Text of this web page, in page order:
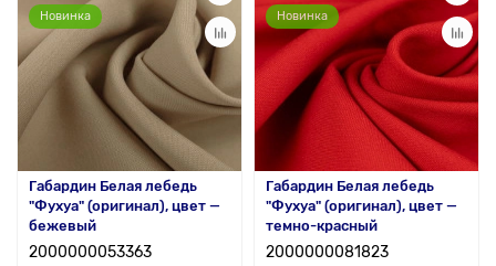
Новинка
Габардин Белая лебедь
"Фухуа" (оригинал), цвет —
бежевый
2000000053363
Новинка
Габардин Белая лебедь
"Фухуа" (оригинал), цвет —
темно-красный
2000000081823